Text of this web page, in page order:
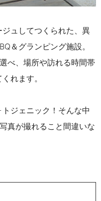
ュしてつくられた、異
＆グランピング施設。
選べ、場所や訪れる時間帯
れます。
ジェニック！そんな中
真が撮れること間違いな